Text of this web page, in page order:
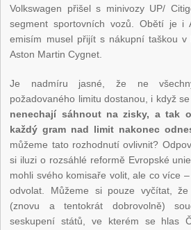
Volkswagen přišel s minivozy UP/
segment sportovních vozů. Obětí je i
emisím musel přijít s nákupní taškou
Aston Martin Cygnet.
Je nadmíru jasné, že ne
požadovaného limitu dostanou, i když
nenechají sáhnout na zisky, a tak
každý gram nad limit nakonec
můžeme tato rozhodnutí ovlivnit?
si iluzi o rozsáhlé reformě Evropské
mohli svého komisaře volit, ale co více
odvolat. Můžeme si pouze vyčítat,
(znovu a tentokrát dobrovolně)
seskupení států, ve kterém se hlas